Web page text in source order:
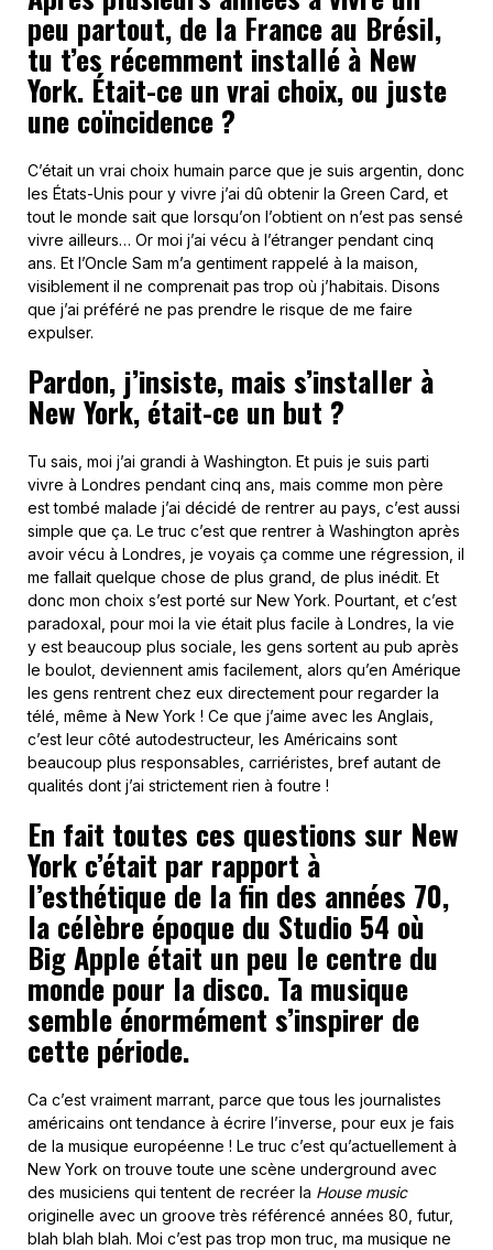
peu partout, de la France au Brésil,
tu t’es récemment installé à New
York. Était-ce un vrai choix, ou juste
une coïncidence ?
C’était un vrai choix humain parce que je suis argentin, donc
les États-Unis pour y vivre j’ai dû obtenir la Green Card, et
tout le monde sait que lorsqu’on l’obtient on n’est pas sensé
vivre ailleurs… Or moi j’ai vécu à l’étranger pendant cinq
ans. Et l’Oncle Sam m’a gentiment rappelé à la maison,
visiblement il ne comprenait pas trop où j’habitais. Disons
que j’ai préféré ne pas prendre le risque de me faire
expulser.
Pardon, j’insiste, mais s’installer à
New York, était-ce un but ?
Tu sais, moi j’ai grandi à Washington. Et puis je suis parti
vivre à Londres pendant cinq ans, mais comme mon père
est tombé malade j’ai décidé de rentrer au pays, c’est aussi
simple que ça. Le truc c’est que rentrer à Washington après
avoir vécu à Londres, je voyais ça comme une régression, il
me fallait quelque chose de plus grand, de plus inédit. Et
donc mon choix s’est porté sur New York. Pourtant, et c’est
paradoxal, pour moi la vie était plus facile à Londres, la vie
y est beaucoup plus sociale, les gens sortent au pub après
le boulot, deviennent amis facilement, alors qu’en Amérique
les gens rentrent chez eux directement pour regarder la
télé, même à New York ! Ce que j’aime avec les Anglais,
c’est leur côté autodestructeur, les Américains sont
beaucoup plus responsables, carriéristes, bref autant de
qualités dont j’ai strictement rien à foutre !
En fait toutes ces questions sur New
York c’était par rapport à
l’esthétique de la fin des années 70,
la célèbre époque du Studio 54 où
Big Apple était un peu le centre du
monde pour la disco. Ta musique
semble énormément s’inspirer de
cette période.
Ca c’est vraiment marrant, parce que tous les journalistes
américains ont tendance à écrire l’inverse, pour eux je fais
de la musique européenne ! Le truc c’est qu’actuellement à
New York on trouve toute une scène underground avec
des musiciens qui tentent de recréer la House music
originelle avec un groove très référencé années 80, futur,
blah blah blah. Moi c’est pas trop mon truc, ma musique ne